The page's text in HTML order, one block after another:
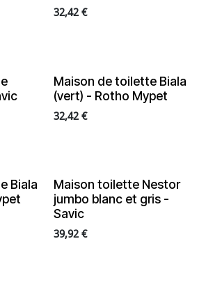
32,42€
Maison de toilette Biala
(vert) - Rotho Mypet
32,42€
Biala
Maison toilette Nestor
jumbo blanc et gris -
Savic
39,92€